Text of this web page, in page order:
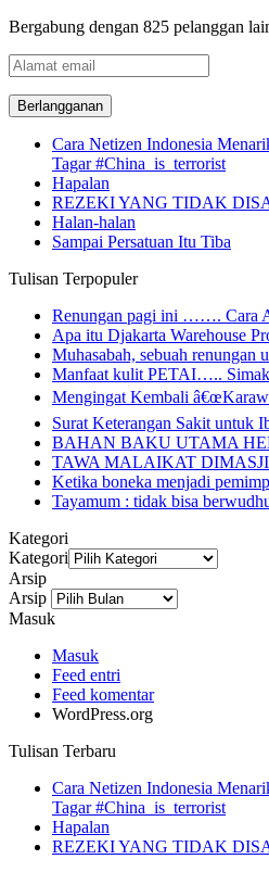
Bergabung dengan 825 pelanggan
Alamat
email
Cara Netizen Indonesia
Tagar #China_is_terrorist
Hapalan
REZEKI YANG TIDAK
Halan-halan
Sampai Persatuan Itu Tiba
Tulisan Terpopuler
Renungan pagi ini ……. Cara
Apa itu Djakarta Warehouse
Muhasabah, sebuah renungan
Manfaat kulit PETAI…..
Mengingat Kembali
Surat Keterangan Sakit untuk
BAHAN BAKU UTAMA
TAWA MALAIKAT
Ketika boneka menjadi
Tayamum : tidak bisa
Kategori
Kategori
Arsip
Arsip
Masuk
Masuk
Feed entri
Feed komentar
WordPress.org
Tulisan Terbaru
Cara Netizen Indonesia
Tagar #China_is_terrorist
Hapalan
REZEKI YANG TIDAK